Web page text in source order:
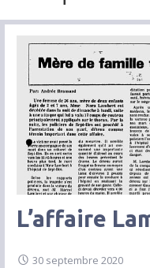
L’affaire
30 septembre 2020